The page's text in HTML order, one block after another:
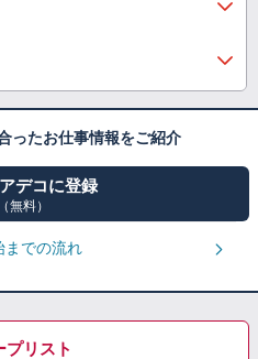
ったお仕事情報をご紹介
デコに登録
（無料）
までの流れ
プリスト